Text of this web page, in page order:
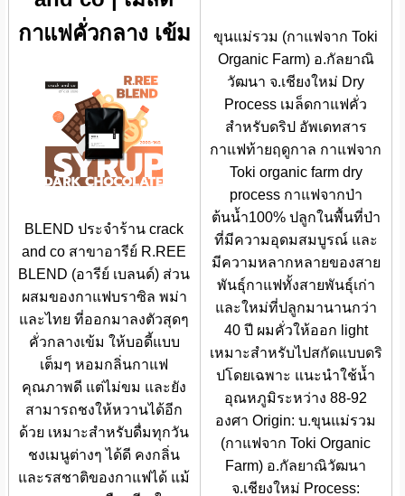
กาแฟคั่วกลาง เข้ม
BLEND ประจำร้าน crack
and co สาขาอารีย์ R.REE
BLEND (อารีย์ เบลนด์) ส่วน
ผสมของกาแฟบราซิล พม่า
และไทย ที่ออกมาลงตัวสุดๆ
คั่วกลางเข้ม ให้บอดี้แบบ
เต็มๆ หอมกลิ่นกาแฟ
คุณภาพดี แต่ไม่ขม และยัง
สามารถชงให้หวานได้อีก
ด้วย เหมาะสำหรับดื่มทุกวัน
ชงเมนูต่างๆ ได้ดี คงกลิ่น
และรสชาติของกาแฟได้ แม้
ขุนแม่รวม (กาแฟจาก Toki
Organic Farm) อ.กัลยาณิ
วัฒนา จ.เชียงใหม่ Dry
Process เมล็ดกาแฟคั่ว
สำหรับดริป อัพเดทสาร
กาแฟท้ายฤดูกาล กาแฟจาก
Toki organic farm dry
process กาแฟจากป่า
ต้นน้ำ100% ปลูกในพื้นที่ป่า
ที่มีความอุดมสมบูรณ์ และ
มีความหลากหลายของสาย
พันธุ์กาแฟทั้งสายพันธุ์เก่า
และใหม่ที่ปลูกมานานกว่า
40 ปี ผมคั่วให้ออก light
เหมาะสำหรับไปสกัดแบบดริ
ปโดยเฉพาะ แนะนำใช้น้ำ
อุณหภูมิระหว่าง 88-92
องศา Origin: บ.ขุนแม่รวม
(กาแฟจาก Toki Organic
Farm) อ.กัลยาณิวัฒนา
จ.เชียงใหม่ Process: